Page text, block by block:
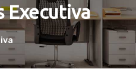
Executiva